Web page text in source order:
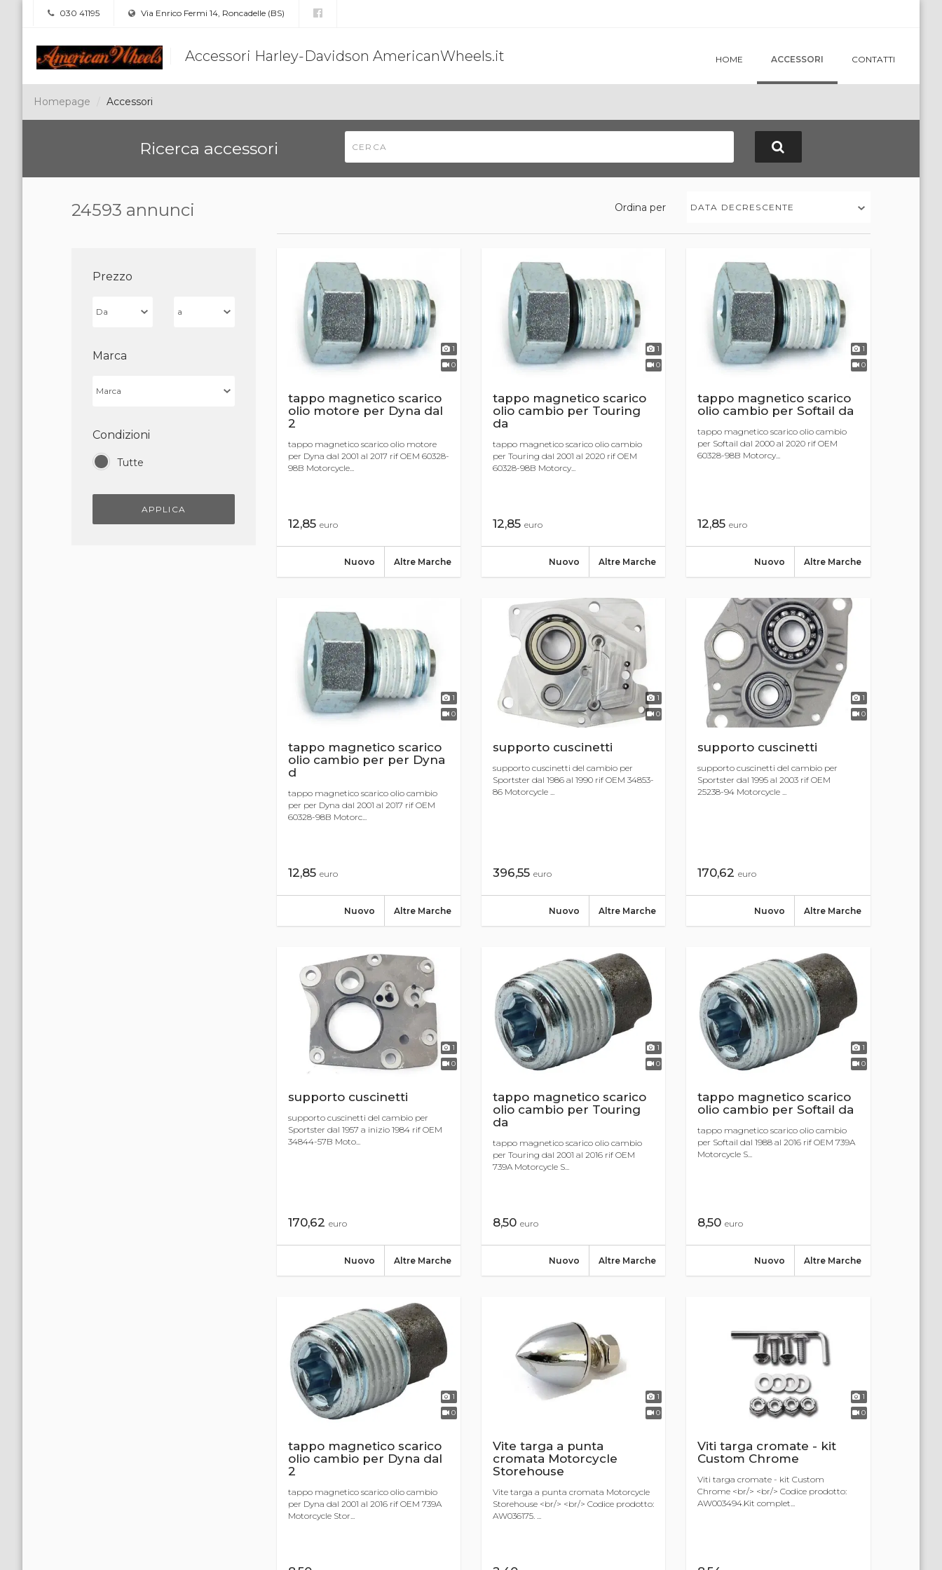
030 41195 Via Enrico Fermi 14, Roncadelle (BS)
Accessori Harley-Davidson AmericanWheels.it HOME ACCESSORI CONTATTI
Homepage Accessori
Ricerca accessori
24593 annunci Ordina per DATA DECRESCENTE
Prezzo
Marca
Condizioni
Tutte
APPLICA
1
0
tappo magnetico scarico
olio motore per Dyna dal
2
tappo magnetico scarico olio motore
per Dyna dal 2001 al 2017 rif OEM 60328-
98B Motorcycle...
12,85 euro
Altre Marche
Nuovo
1
0
tappo magnetico scarico
olio cambio per Touring
da
tappo magnetico scarico olio cambio
per Touring dal 2001 al 2020 rif OEM
60328-98B Motorcy...
12,85 euro
Altre Marche
Nuovo
1
0
tappo magnetico scarico
olio cambio per Softail da
tappo magnetico scarico olio cambio
per Softail dal 2000 al 2020 rif OEM
60328-98B Motorcy...
12,85euro
Altre Marche
Nuovo
1
0
tappo magnetico scarico
olio cambio per per Dyna
d
tappo magnetico scarico olio cambio
per per Dyna dal 2001 al 2017 rif OEM
60328-98B Motorc...
12,85 euro
Altre Marche
Nuovo
1
0
supporto cuscinetti
supporto cuscinetti del cambio per
Sportster dal 1986 al 1990 rif OEM 34853-
86 Motorcycle ...
396,55 euro
Altre Marche
Nuovo
1
0
supporto cuscinetti
supporto cuscinetti del cambio per
Sportster dal 1995 al 2003 rif OEM
25238-94 Motorcycle ...
170,62euro
Altre Marche
Nuovo
1
0
supporto cuscinetti
supporto cuscinetti del cambio per
Sportster dal 1957 a inizio 1984 rif OEM
34844-57B Moto...
170,62 euro
Altre Marche
Nuovo
1
0
tappo magnetico scarico
olio cambio per Touring
da
tappo magnetico scarico olio cambio
per Touring dal 2001 al 2016 rif OEM
739A Motorcycle S...
8,50 euro
Altre Marche
Nuovo
1
0
tappo magnetico scarico
olio cambio per Softail da
tappo magnetico scarico olio cambio
per Softail dal 1988 al 2016 rif OEM 739A
Motorcycle S...
8,50euro
Altre Marche
Nuovo
1
0
tappo magnetico scarico
olio cambio per Dyna dal
2
tappo magnetico scarico olio cambio
per Dyna dal 2001 al 2016 rif OEM 739A
Motorcycle Stor...
1
0
Vite targa a punta
cromata Motorcycle
Storehouse
Vite targa a punta cromata Motorcycle
Storehouse <br/> <br/> Codice prodotto:
AW036175. ...
1
0
Viti targa cromate - kit
Custom Chrome
Viti targa cromate - kit Custom
Chrome <br/> <br/> Codice prodotto:
AW003494.Kit complet...